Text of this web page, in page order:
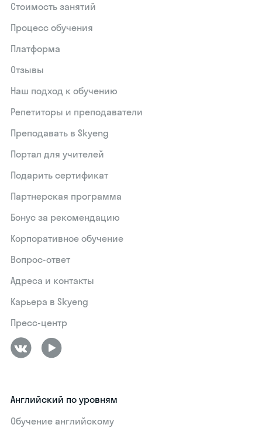
Стоимость занятий
Процесс обучения
Платформа
Отзывы
Наш подход к обучению
Репетиторы и преподаватели
Преподавать в Skyeng
Портал для учителей
Подарить сертификат
Партнерская программа
Бонус за рекомендацию
Корпоративное обучение
Вопрос-ответ
Адреса и контакты
Карьера в Skyeng
Пресс-центр
Английский по уровням
Обучение английскому